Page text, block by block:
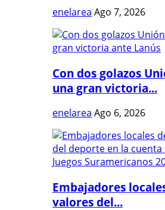
enelarea Ago 7, 2026
Con dos golazos
una gran victoria...
enelarea Ago 6, 2026
Embajadores
valores del...